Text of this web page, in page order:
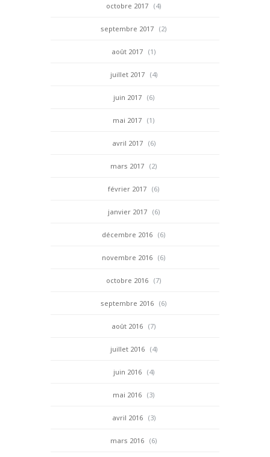
octobre 2017 (4)
septembre 2017 (2)
août 2017 (1)
juillet 2017 (4)
juin 2017 (6)
mai 2017 (1)
avril 2017 (6)
mars 2017 (2)
février 2017 (6)
janvier 2017 (6)
décembre 2016 (6)
novembre 2016 (6)
octobre 2016 (7)
septembre 2016 (6)
août 2016 (7)
juillet 2016 (4)
juin 2016 (4)
mai 2016 (3)
avril 2016 (3)
mars 2016 (6)